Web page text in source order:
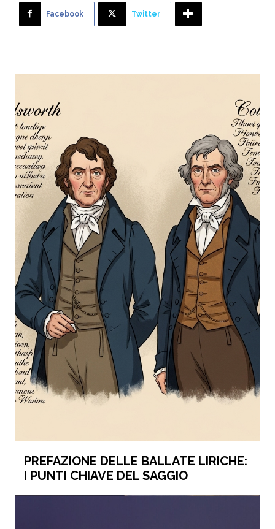
Facebook Twitter
PREFAZIONE DELLE BALLATE LIRICHE:
I PUNTI CHIAVE DEL SAGGIO